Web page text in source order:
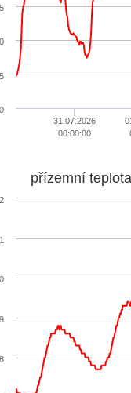
31.07.2026
00:00:00
přízemní